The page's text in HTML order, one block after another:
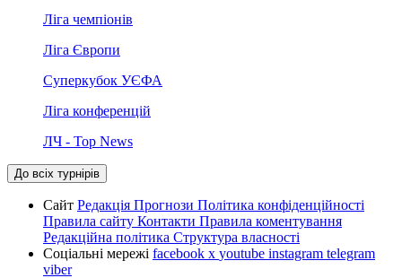
Ліга чемпіонів
Ліга Європи
Суперкубок УЄФА
Ліга конференцій
ЛЧ - Top News
До всіх турнірів
Сайт Редакція Прогнози Політика конфіденційності
Правила сайту Контакти Правила коментування
Редакційна політика Структура власності
Соціальні мережі facebook x youtube instagram telegram
viber